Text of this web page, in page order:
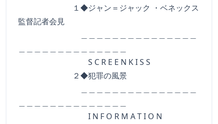
１◆ジャン＝ジャック ・ベネックス
監督記者会見
S C R E E N K I S S
２◆犯罪の風景
I N F O R M A T I O N